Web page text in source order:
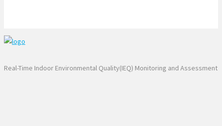
Real-Time Indoor Environmental Quality(IEQ) Monitoring and Assessment